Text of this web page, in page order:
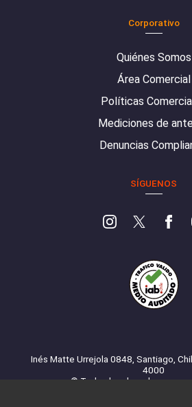
Corporativo
Quiénes Somos
Área Comercial
Políticas
Mediciones de
Denuncias
SÍGUENOS
Inés Matte Urrejola 0848, Santiago,
4000
© Todos los derechos